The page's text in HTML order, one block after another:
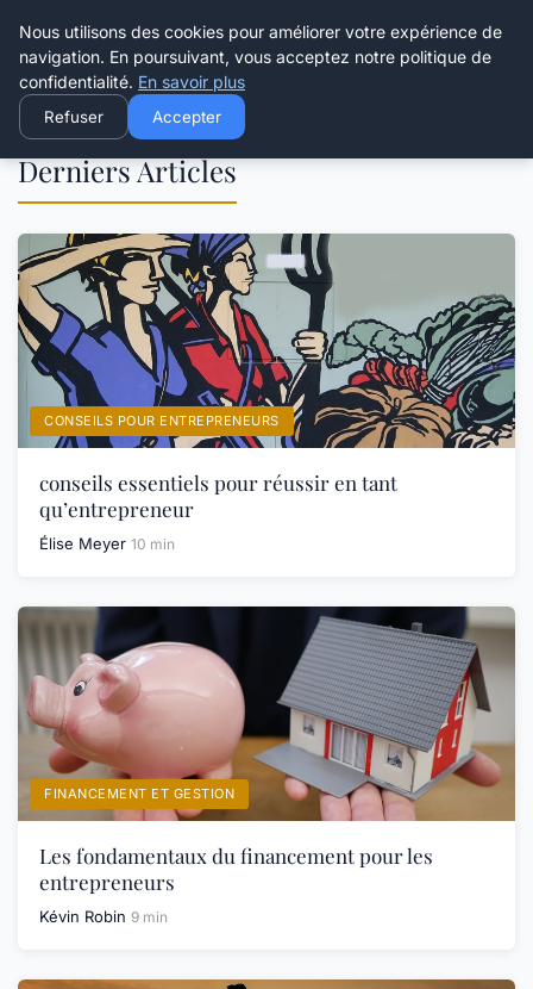
Henry Panky
Derniers Articles
CONSEILS POUR ENTREPRENEURS
conseils essentiels pour réussir en tant
qu’entrepreneur
Élise Meyer 10 min
FINANCEMENT ET GESTION
Les fondamentaux du financement pour les
entrepreneurs
Kévin Robin 9 min
Nous utilisons des cookies pour améliorer votre expérience de
navigation. En poursuivant, vous acceptez notre politique de
confidentialité. En savoir plus
Refuser Accepter